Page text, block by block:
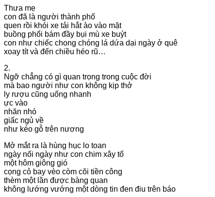
Thưa mẹ
con đã là người thành phố
quen rồi khói xe tải hắt ào vào mặt
buồng phổi bám đầy bụi mù xe buýt
con như chiếc chong chóng lá dứa dại ngày ở quê
xoay tít và đến chiều héo rũ…
2.
Ngỡ chẳng có gì quan trọng trong cuộc đời
mà bao người như con không kịp thở
ly rượu cũng uống nhanh
ực vào
nhăn nhó
giấc ngủ về
như kéo gỗ trên nương
Mở mắt ra là hùng hục lo toan
ngày nối ngày như con chim xây tổ
một hôm giông gió
cọng cỏ bay vèo còm cõi tiền công
thèm một lần được bàng quan
không lướng vướng một dòng tin đen điu trên báo